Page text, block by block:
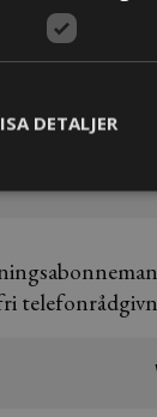
DETALJER